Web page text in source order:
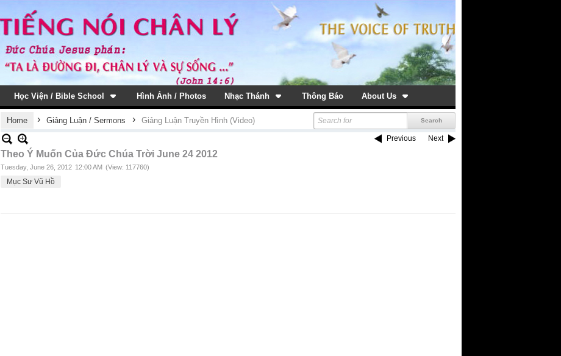
Học Viện / Bible School Hình Ảnh / Photos Nhạc Thánh Thông Báo About Us
Home › Giảng Luận / Sermons › Giảng Luận Truyền Hình (Video)
Previous Next
Theo Ý Muốn Của Đức Chúa Trời June 24 2012
Tuesday, June 26, 2012 12:00 AM (View: 117760)
Mục Sư Vũ Hồ